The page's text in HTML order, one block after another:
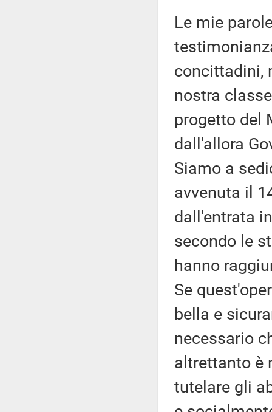
Le mie
concittadini,
nostra
progetto del
dall'allora
Siamo a
avvenuta il
dall'entrata
secondo le
hanno
Se
bella e
necessario
altrettanto è
tutelare gli